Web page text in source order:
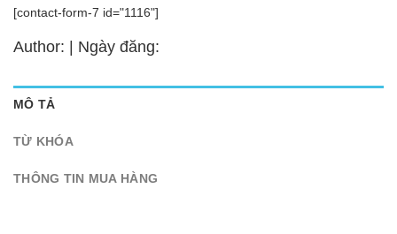
[contact-form-7 id="1116"]
Author: | Ngày đăng:
MÔ TẢ
TỪ KHÓA
THÔNG TIN MUA HÀNG